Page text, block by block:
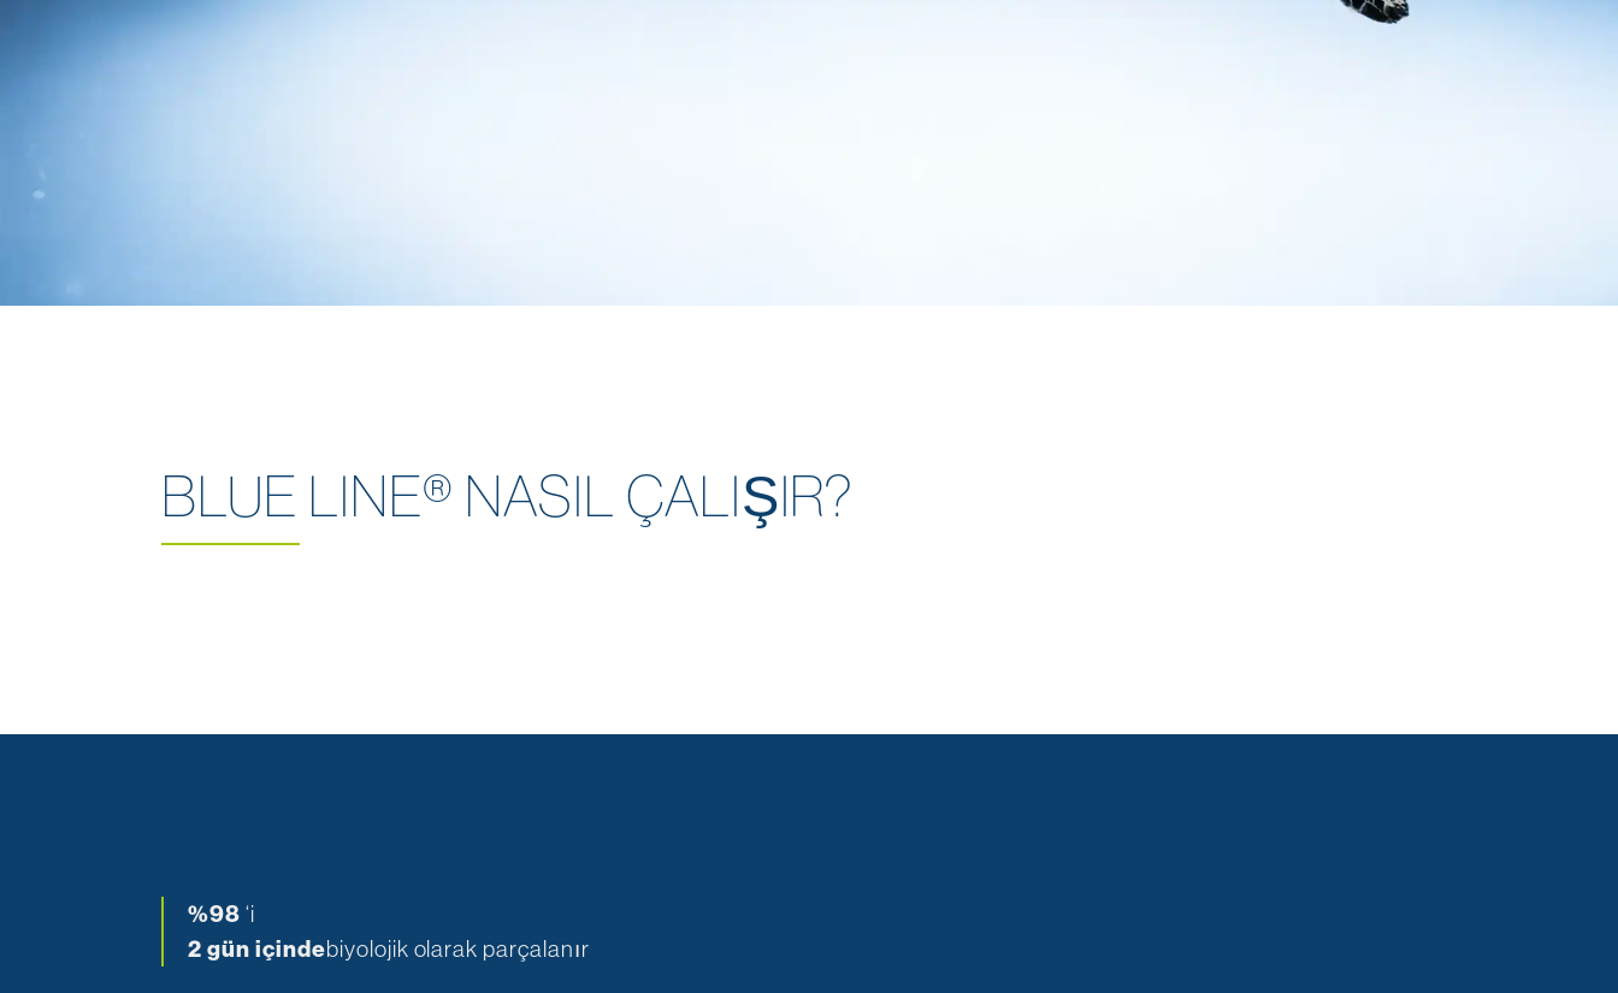
BLUE LINE® NASIL ÇALIŞIR?
%98 ‘i
2 gün içindebiyolojik olarak parçalanır